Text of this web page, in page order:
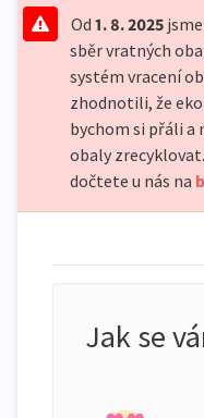
Od 1. 8. 2025jsme
sběr vratných
systém vracení
zhodnotili, že
bychom si přáli a
obaly
dočtete u nás na
Jak se